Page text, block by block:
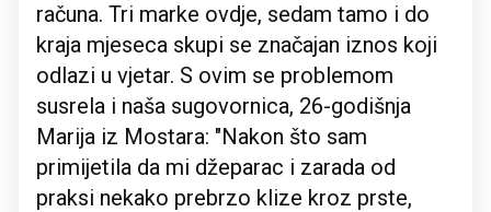
računa. Tri marke ovdje, sedam tamo i do
kraja mjeseca skupi se značajan iznos koji
odlazi u vjetar. S ovim se problemom
susrela i naša sugovornica, 26-godišnja
Marija iz Mostara: "Nakon što sam
primijetila da mi džeparac i zarada od
praksi nekako prebrzo klize kroz prste,